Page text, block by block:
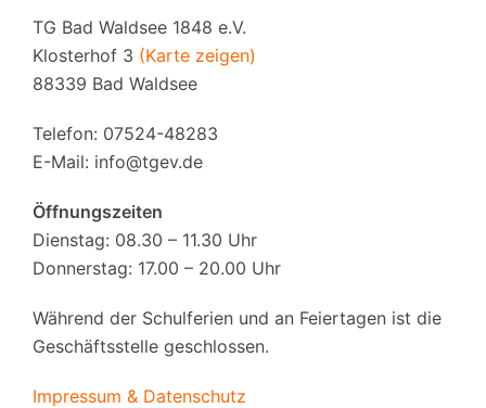
TG Bad Waldsee 1848 e.V.
Klosterhof 3 (Karte zeigen)
88339 Bad Waldsee
Telefon: 07524-48283
E-Mail: info@tgev.de
Öffnungszeiten
Dienstag: 08.30 – 11.30 Uhr
Donnerstag: 17.00 – 20.00 Uhr
Während der Schulferien und an Feiertagen ist die
Geschäftsstelle geschlossen.
Impressum & Datenschutz